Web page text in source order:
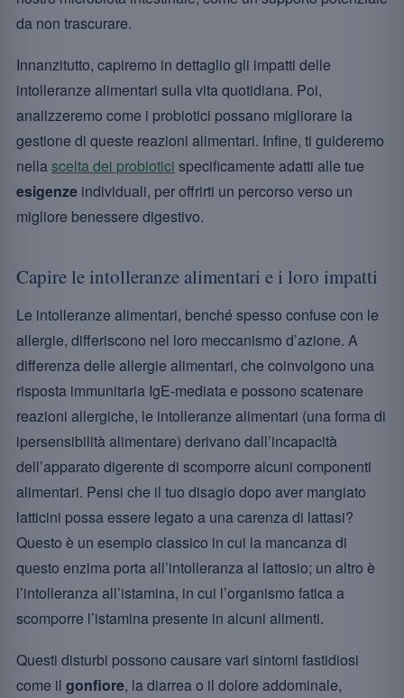
da non trascurare.
Innanzitutto, capiremo in dettaglio gli impatti delle
intolleranze alimentari sulla vita quotidiana. Poi,
analizzeremo come i probiotici possano migliorare la
gestione di queste reazioni alimentari. Infine, ti guideremo
nellascelta dei probiotici specificamente adatti alle tue
esigenze individuali, per offrirti un percorso verso un
migliore benessere digestivo.
Capire le intolleranze alimentari e i loro impatti
Le intolleranze alimentari, benché spesso confuse con le
allergie, differiscono nel loro meccanismo d’azione. A
differenza delle allergie alimentari, che coinvolgono una
risposta immunitaria IgE-mediata e possono scatenare
reazioni allergiche, le intolleranze alimentari (una forma di
ipersensibilità alimentare) derivano dall’incapacità
dell’apparato digerente di scomporre alcuni componenti
alimentari. Pensi che il tuo disagio dopo aver mangiato
latticini possa essere legato a una carenza di lattasi?
Questo è un esempio classico in cui la mancanza di
questo enzima porta all’intolleranza al lattosio; un altro è
l’intolleranza all’istamina, in cui l’organismo fatica a
scomporre l’istamina presente in alcuni alimenti.
Questi disturbi possono causare vari sintomi fastidiosi
come il gonfiore, la diarrea o il dolore addominale,